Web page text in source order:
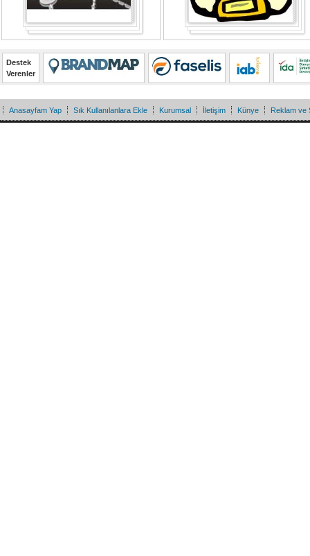
Destek
Verenler
Anasayfam Yap Sık Kullanılanlara Ekle Kurumsal İletişim Künye Reklam ve